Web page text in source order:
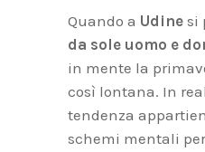
Quando a Udine si
da sole uomo e
in mente la
così lontana. In
tendenza
schemi mentali